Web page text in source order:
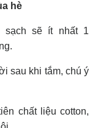
hè
sẽ ít nhất 1
sau khi tắm, chú ý
chất liệu cotton,